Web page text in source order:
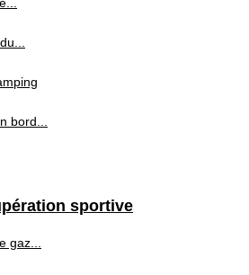
bord...
sportive
gaz...